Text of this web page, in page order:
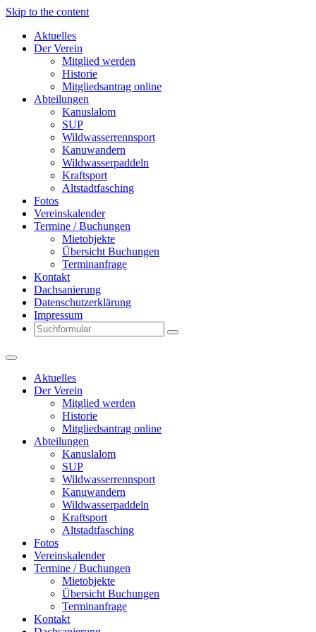
Skip to the content
Aktuelles
Der Verein
Mitglied werden
Historie
Mitgliedsantrag online
Abteilungen
Kanuslalom
SUP
Wildwasserrennsport
Kanuwandern
Wildwasserpaddeln
Kraftsport
Altstadtfasching
Fotos
Vereinskalender
Termine / Buchungen
Mietobjekte
Übersicht Buchungen
Terminanfrage
Kontakt
Dachsanierung
Datenschutzerklärung
Impressum
Search
Aktuelles
Der Verein
Mitglied werden
Historie
Mitgliedsantrag online
Abteilungen
Kanuslalom
SUP
Wildwasserrennsport
Kanuwandern
Wildwasserpaddeln
Kraftsport
Altstadtfasching
Fotos
Vereinskalender
Termine / Buchungen
Mietobjekte
Übersicht Buchungen
Terminanfrage
Kontakt